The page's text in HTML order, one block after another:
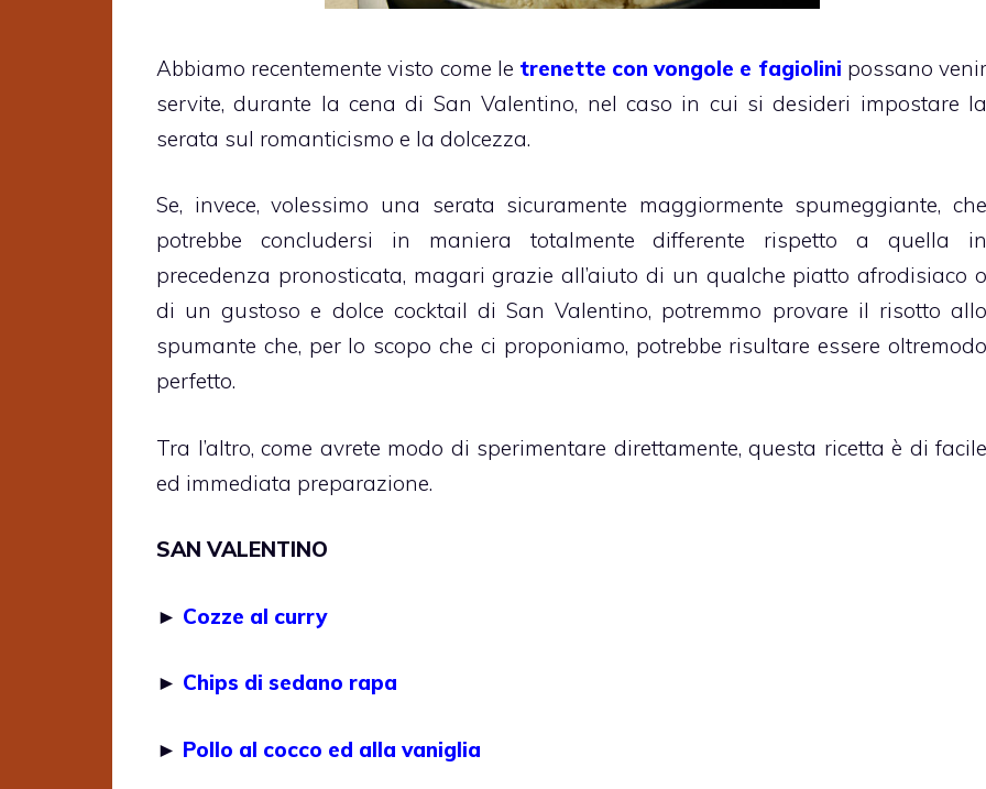
Abbiamo recentemente visto come le trenette con vongole e fagiolini possano venir
servite, durante la cena di San Valentino, nel caso in cui si desideri impostare la
serata sul romanticismo e la dolcezza.
Se, invece, volessimo una serata sicuramente maggiormente spumeggiante, che
potrebbe concludersi in maniera totalmente differente rispetto a quella in
precedenza pronosticata, magari grazie all’aiuto di un qualche piatto afrodisiaco o
di un gustoso e dolce cocktail di San Valentino, potremmo provare il risotto allo
spumante che, per lo scopo che ci proponiamo, potrebbe risultare essere oltremodo
perfetto.
Tra l’altro, come avrete modo di sperimentare direttamente, questa ricetta è di facile
ed immediata preparazione.
SAN VALENTINO
► Cozze al curry
► Chips di sedano rapa
► Pollo al cocco ed alla vaniglia